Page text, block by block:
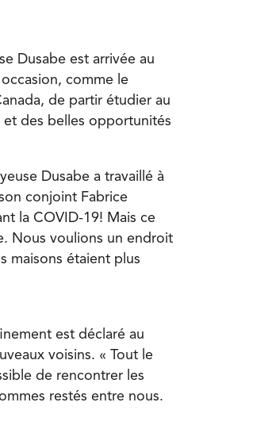
Dusabe est arrivée au
comme le
de partir étudier au
et des belles opportunités
Dusabe a travaillé à
conjoint Fabrice
la COVID-19! Mais ce
Nous voulions un endroit
maisons étaient plus
est déclaré au
voisins. « Tout le
de rencontrer les
restés entre nous.